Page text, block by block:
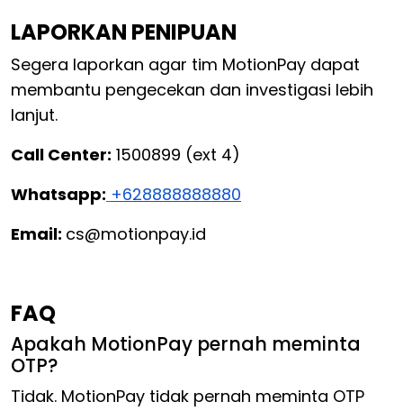
LAPORKAN PENIPUAN
Segera laporkan agar tim MotionPay dapat
membantu pengecekan dan investigasi lebih
lanjut.
Call Center: 1500899 (ext 4)
Whatsapp: +628888888880
Email: cs@motionpay.id
FAQ
Apakah MotionPay pernah meminta
OTP?
Tidak. MotionPay tidak pernah meminta OTP